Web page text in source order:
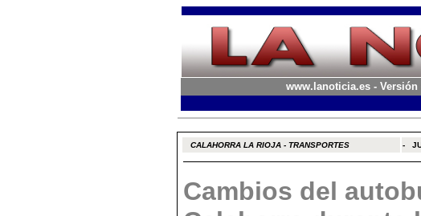
www.lanoticia.es - Versión
CALAHORRA LA RIOJA - TRANSPORTES -
Cambios del